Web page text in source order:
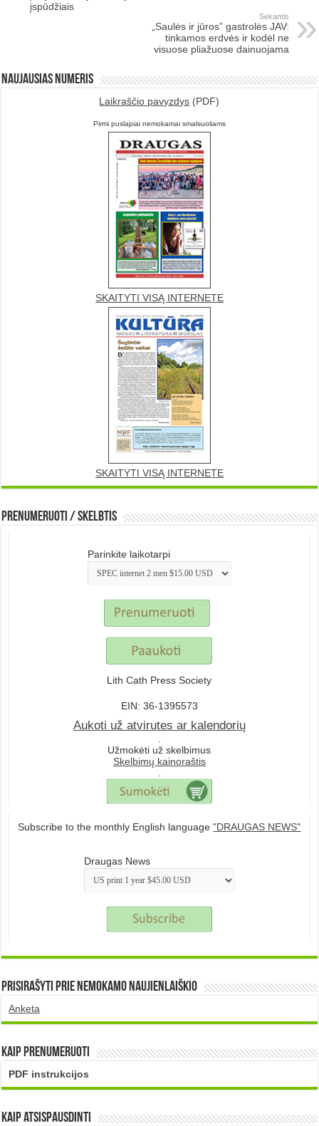
įspūdžiais
Sekantis
„Saulės ir jūros” gastrolės JAV:
tinkamos erdvės ir kodėl ne
visuose pliažuose dainuojama
Naujausias numeris
Laikraščio pavyzdys (PDF)
Pirmi puslapiai nemokamai smalsuoliams
SKAITYTI VISĄ INTERNETE
SKAITYTI VISĄ INTERNETE
Prenumeruoti / Skelbtis
Parinkite laikotarpi
Lith Cath Press Society
EIN: 36-1395573
Aukoti už atvirutes ar kalendorių
Užmokėti už skelbimus
Skelbimų kainoraštis
Subscribe to the monthly English language"DRAUGAS NEWS"
Draugas News
Prisirašyti prie nemokamo naujienlaiškio
Anketa
Kaip prenumeruoti
PDF instrukcijos
Kaip atsispausdinti